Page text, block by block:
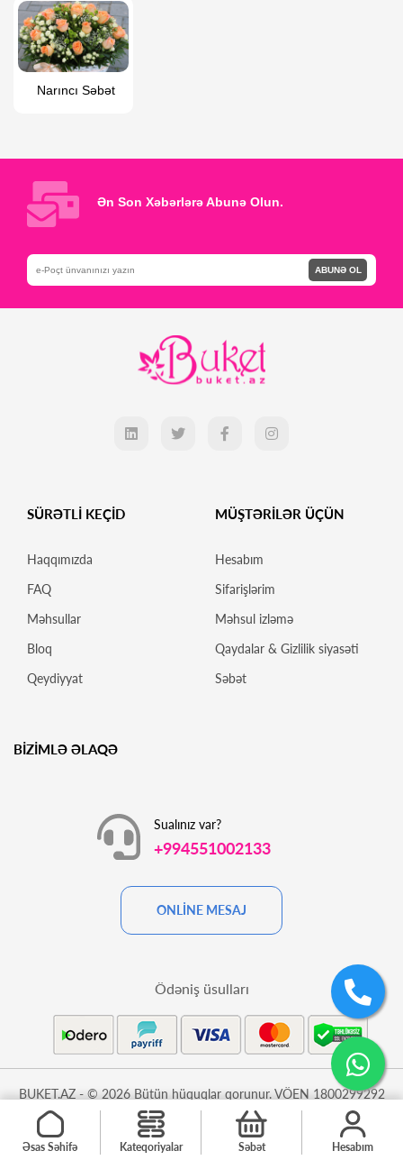
Narıncı Səbət
Ən Son Xəbərlərə Abunə Olun.
ABUNƏ OL
SÜRƏTLİ KEÇİD
Haqqımızda
FAQ
Məhsullar
Bloq
Qeydiyyat
MÜŞTƏRİLƏR ÜÇÜN
Hesabım
Sifarişlərim
Məhsul izləmə
Qaydalar & Gizlilik siyasəti
Səbət
BİZİMLƏ ƏLAQƏ
Sualınız var?
+994551002133
ONLİNE MESAJ
BUKET.AZ - © 2026 Bütün hüquqlar qorunur. VÖEN 1800299292
Ödəniş üsulları
Əsas Səhifə Kateqoriyalar Səbət Hesabım